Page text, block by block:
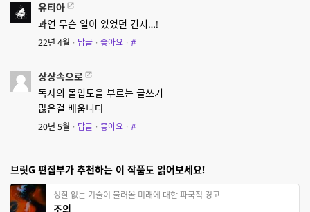
유티아
과연 무슨 일이 있었던 건지…!
22년 4월 · 답글 · 좋아요 · #
상상속으로
독자의 몰입도을 부르는 글쓰기
많은걸 배웁니다
20년 5월 · 답글 · 좋아요 · #
브릿G 편집부가 추천하는 이 작품도 읽어보세요!
성찰 없는 기술이 불러올 미래에 대한 파국적 경고
조의